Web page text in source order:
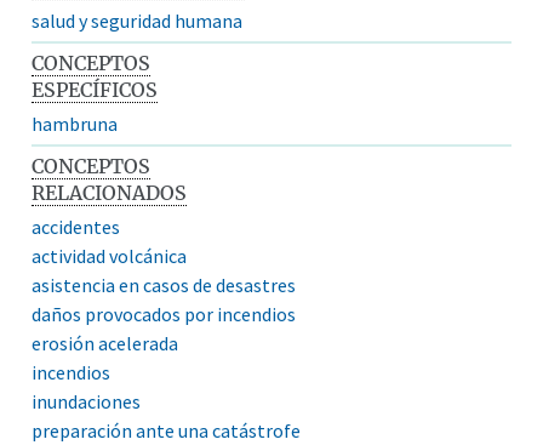
salud y seguridad humana
CONCEPTOS
ESPECÍFICOS
hambruna
CONCEPTOS
RELACIONADOS
accidentes
actividad volcánica
asistencia en casos de desastres
daños provocados por incendios
erosión acelerada
incendios
inundaciones
preparación ante una catástrofe